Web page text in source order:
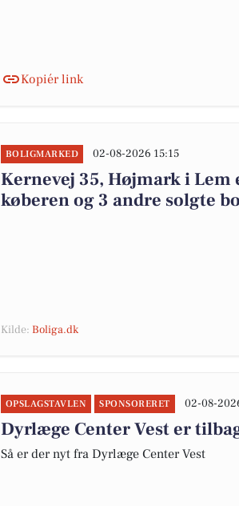
Kopiér link
BOLIGMARKED 02-08-2026 15:15
Kernevej 35, Højmark i Lem
køberen og 3 andre solgte
Kilde: Boliga.dk
OPSLAGSTAVLEN SPONSORERET 02-08-
Dyrlæge Center Vest er
Så er der nyt fra Dyrlæge Center Vest